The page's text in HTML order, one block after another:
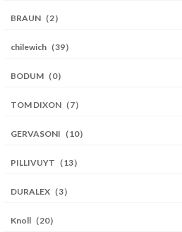
BRAUN（2）
chilewich（39）
BODUM（0）
TOM DIXON（7）
GERVASONI（10）
PILLIVUYT（13）
DURALEX（3）
Knoll（20）